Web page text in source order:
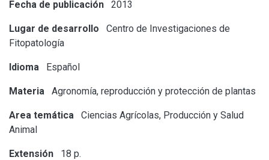
Fecha de publicación 2013
Lugar de desarrollo
Centro de Investigaciones de
Fitopatología
Idioma Español
Materia Agronomía, reproducción y protección de plantas
Area temática
Ciencias Agrícolas, Producción y Salud
Animal
Extensión 18 p.